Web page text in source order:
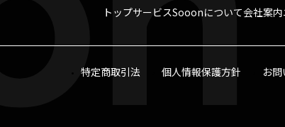
トップサービスSooonについて会社案内
特定商取引法 個人情報保護方針 お問